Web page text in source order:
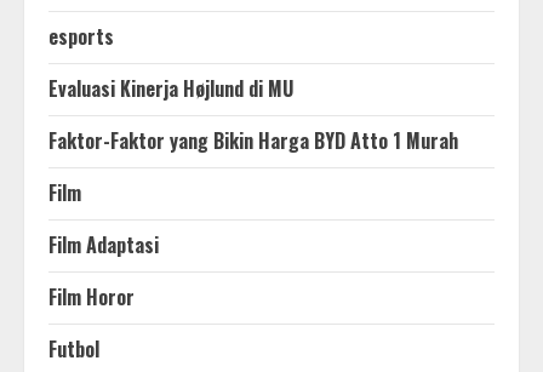
esports
Evaluasi Kinerja Højlund di MU
Faktor-Faktor yang Bikin Harga BYD Atto 1 Murah
Film
Film Adaptasi
Film Horor
Futbol